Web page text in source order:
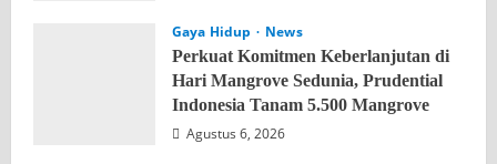
Gaya Hidup
News
Perkuat Komitmen Keberlanjutan di
Hari Mangrove Sedunia, Prudential
Indonesia Tanam 5.500 Mangrove
Agustus 6, 2026